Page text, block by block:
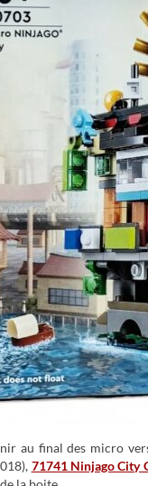
au final des micro
71741 Ninjago City